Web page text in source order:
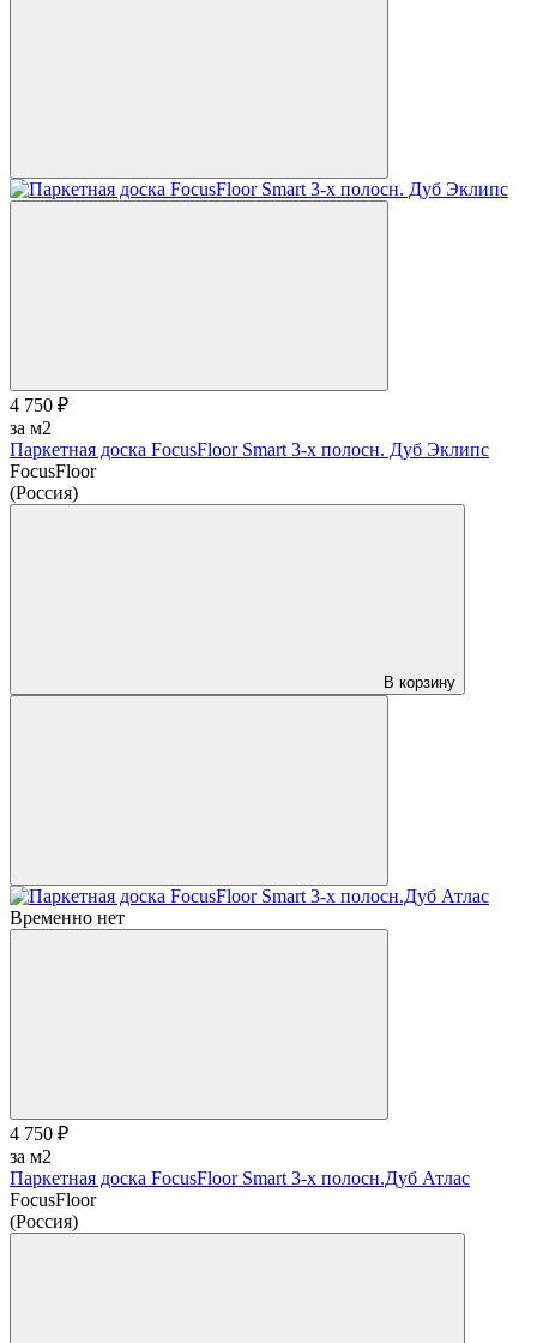
4 750 ₽
за м2
Паркетная доска FocusFloor Smart 3-х полосн. Дуб Эклипс
FocusFloor
(Россия)
В корзину
Временно нет
4 750 ₽
за м2
Паркетная доска FocusFloor Smart 3-х полосн.Дуб Атлас
FocusFloor
(Россия)